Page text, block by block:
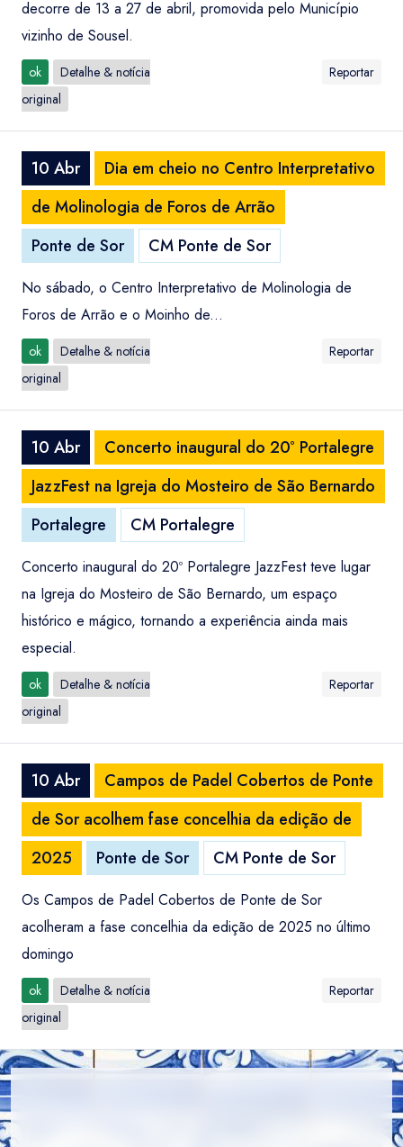
decorre de 13 a 27 de abril, promovida pelo Município
vizinho de Sousel.
ok
Detalhe & notícia
original
Reportar
10 Abr
Dia em cheio no Centro Interpretativo
de Molinologia de Foros de Arrão
Ponte de Sor
CM Ponte de Sor
No sábado, o Centro Interpretativo de Molinologia de
Foros de Arrão e o Moinho de...
ok
Detalhe & notícia
original
Reportar
10 Abr
Concerto inaugural do 20º Portalegre
JazzFest na Igreja do Mosteiro de São Bernardo
Portalegre
CM Portalegre
Concerto inaugural do 20º Portalegre JazzFest teve lugar
na Igreja do Mosteiro de São Bernardo, um espaço
histórico e mágico, tornando a experiência ainda mais
especial.
ok
Detalhe & notícia
original
Reportar
10 Abr
Campos de Padel Cobertos de Ponte
de Sor acolhem fase concelhia da edição de
2025
Ponte de Sor CM Ponte de Sor
Os Campos de Padel Cobertos de Ponte de Sor
acolheram a fase concelhia da edição de 2025 no último
domingo
ok
Detalhe & notícia
original
Reportar